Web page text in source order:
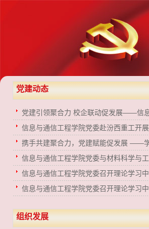
党建动态
党建引领聚合力 校企联动促发展——信
信息与通信工程学院党委赴汾西重工开
携手共建聚合力，党建赋能促发展 ——
信息与通信工程学院党委与材料科学与
信息与通信工程学院党委召开理论学习
信息与通信工程学院党委召开理论学习
组织发展